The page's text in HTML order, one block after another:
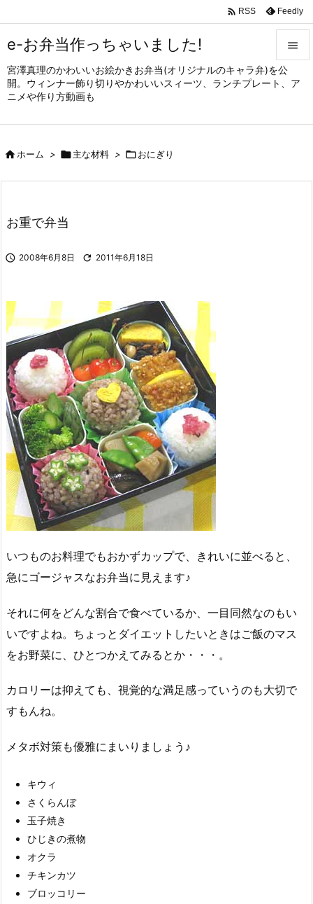
e-お弁当作っちゃいました!
宮澤真理のかわいいお絵かきお弁当(オリジナルのキャラ弁)を公
開。ウィンナー飾り切りやかわいいスィーツ、ランチプレート、ア
ニメや作り方動画も


メニュ
サイド

 RSS Feedly
ホーム > 主な材料 > おにぎり
お重で弁当
 2008年6月8日  2011年6月18日
いつものお料理でもおかずカップで、きれいに並べると、
急にゴージャスなお弁当に見えます♪
それに何をどんな割合で食べているか、一目同然なのもい
いですよね。ちょっとダイエットしたいときはご飯のマス
をお野菜に、ひとつかえてみるとか・・・。
カロリーは抑えても、視覚的な満足感っていうのも大切で
すもんね。
メタボ対策も優雅にまいりましょう♪
キウィ
さくらんぼ
玉子焼き
ひじきの煮物
オクラ
チキンカツ
ブロッコリー